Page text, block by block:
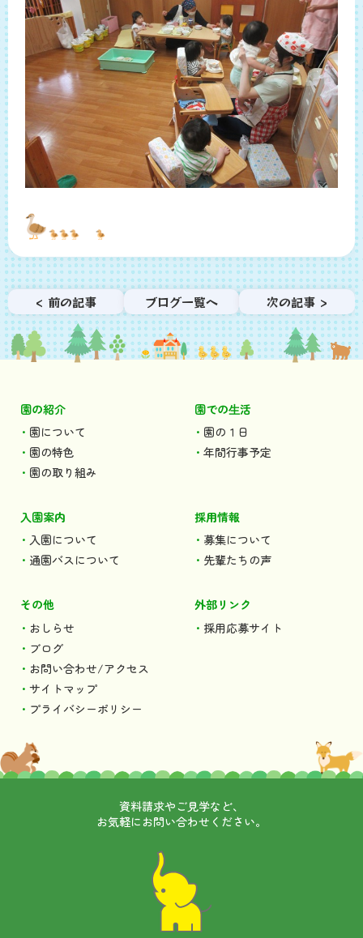
< 前の記事 ブログ一覧へ 次の記事 >
園の紹介
園について
園の特色
園の取り組み
園での⽣活
園の１日
年間行事予定
入園案内
入園について
通園バスについて
採用情報
募集について
先輩たちの声
その他
おしらせ
ブログ
お問い合わせ/アクセス
サイトマップ
プライバシーポリシー
外部リンク
採用応募サイト
資料請求やご見学など、
お気軽にお問い合わせください。